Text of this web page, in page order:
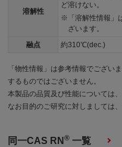
溶解性
ど溶けない。
「溶解性情報
ざいます。
融点
約310℃(dec.)
「物性情報」は参考情報でござい
するものではございません。
本製品の品質及び性能については
なお目的のご研究に対しましては
同一CAS RN® 一覧